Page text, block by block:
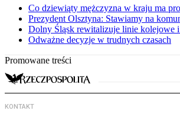
Co dziewiąty mężczyzna w kraju ma
Prezydent Olsztyna: Stawiamy na
Dolny Śląsk rewitalizuje linie kolejowe
Odważne decyzje w trudnych czasach
Promowane treści
KONTAKT